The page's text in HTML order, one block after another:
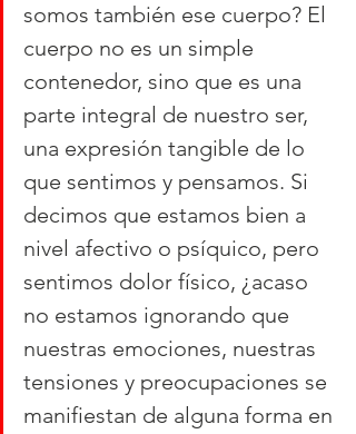
somos también ese cuerpo? El
cuerpo no es un simple
contenedor, sino que es una
parte integral de nuestro ser,
una expresión tangible de lo
que sentimos y pensamos. Si
decimos que estamos bien a
nivel afectivo o psíquico, pero
sentimos dolor físico, ¿acaso
no estamos ignorando que
nuestras emociones, nuestras
tensiones y preocupaciones se
manifiestan de alguna forma en